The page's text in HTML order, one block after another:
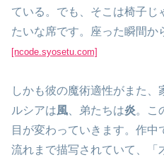
ている。でも、そこは椅子じ
たいな席です。座った瞬間か
[ncode.syosetu.com]
しかも彼の魔術適性がまた
ルシアは風 、弟たちは炎。こ
目が変わっていきます。作
流れまで描写されていて、「